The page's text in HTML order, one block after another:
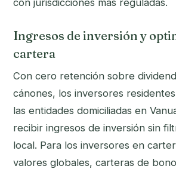
con jurisdicciones más reguladas.
Ingresos de inversión y
cartera
Con cero retención sobre
cánones, los inversores
las entidades domiciliadas en
recibir ingresos de inversión sin
local. Para los inversores en
valores globales, carteras de